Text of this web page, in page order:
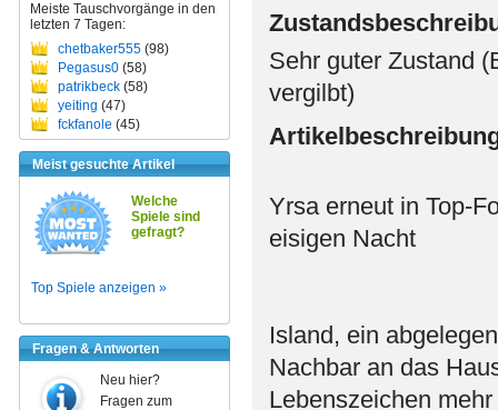
Meiste Tauschvorgänge in den
letzten 7 Tagen:
chetbaker555 (98)
Pegasus0 (58)
patrikbeck (58)
yeiting (47)
fckfanole (45)
Meist gesuchte Artikel
Welche
Spiele sind
gefragt?
Top Spiele anzeigen »
Fragen & Antworten
Neu hier?
Fragen zum
Sehr guter Zustand
vergilbt)
Yrsa erneut in Top-
eisigen Nacht
Island, ein
Nachbar an das
Lebenszeichen